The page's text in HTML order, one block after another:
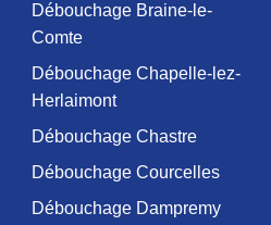
Débouchage Braine-le-
Comte
Débouchage Chapelle-lez-
Herlaimont
Débouchage Chastre
Débouchage Courcelles
Débouchage Dampremy